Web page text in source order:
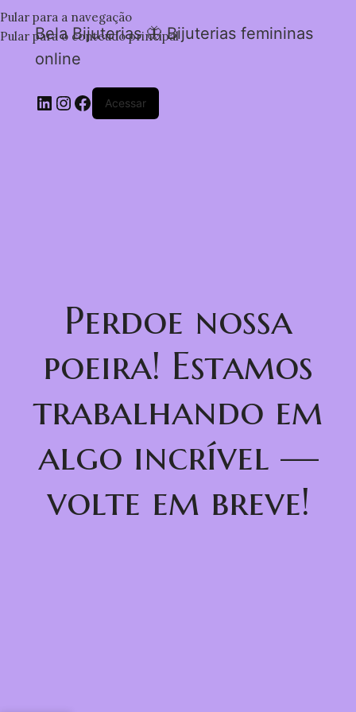
Pular para a navegação
Pular para o conteúdo principal
Bela Bijuterias 🦋 Bijuterias femininas
online
Acessar
Perdoe nossa
poeira! Estamos
trabalhando em
algo incrível —
volte em breve!